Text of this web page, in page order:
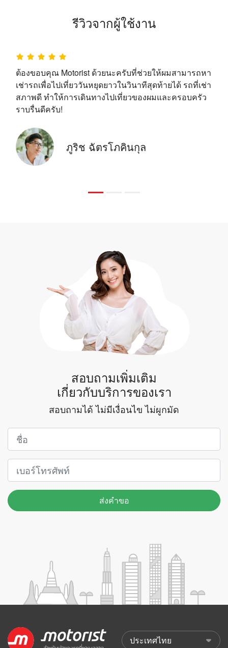
รีวิวจากผู้ใช้งาน
ต้องขอบคุณ Motorist ด้วยนะครับที่ช่วยให้ผมสามารถหา
เช่ารถเพื่อไปเที่ยววันหยุดยาวในวินาทีสุดท้ายได้ รถที่เช่า
สภาพดี ทำให้การเดินทางไปเที่ยวของผมและครอบครัว
ราบรื่นดีครับ!
ภูริช ฉัตรโภคินกุล
สอบถามเพิ่มเติม
เกี่ยวกับบริการของเรา
สอบถามได้ ไม่มีเงื่อนไข ไม่ผูกมัด
ส่งคำขอ